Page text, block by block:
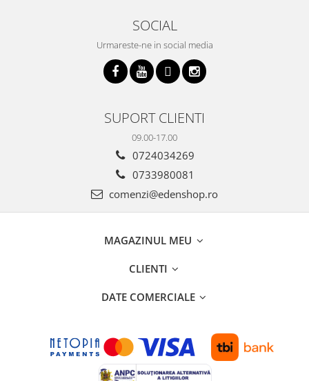
SOCIAL
Urmareste-ne in social media
SUPORT CLIENTI
09.00-17.00
0724034269
0733980081
comenzi@edenshop.ro
MAGAZINUL MEU
CLIENTI
DATE COMERCIALE